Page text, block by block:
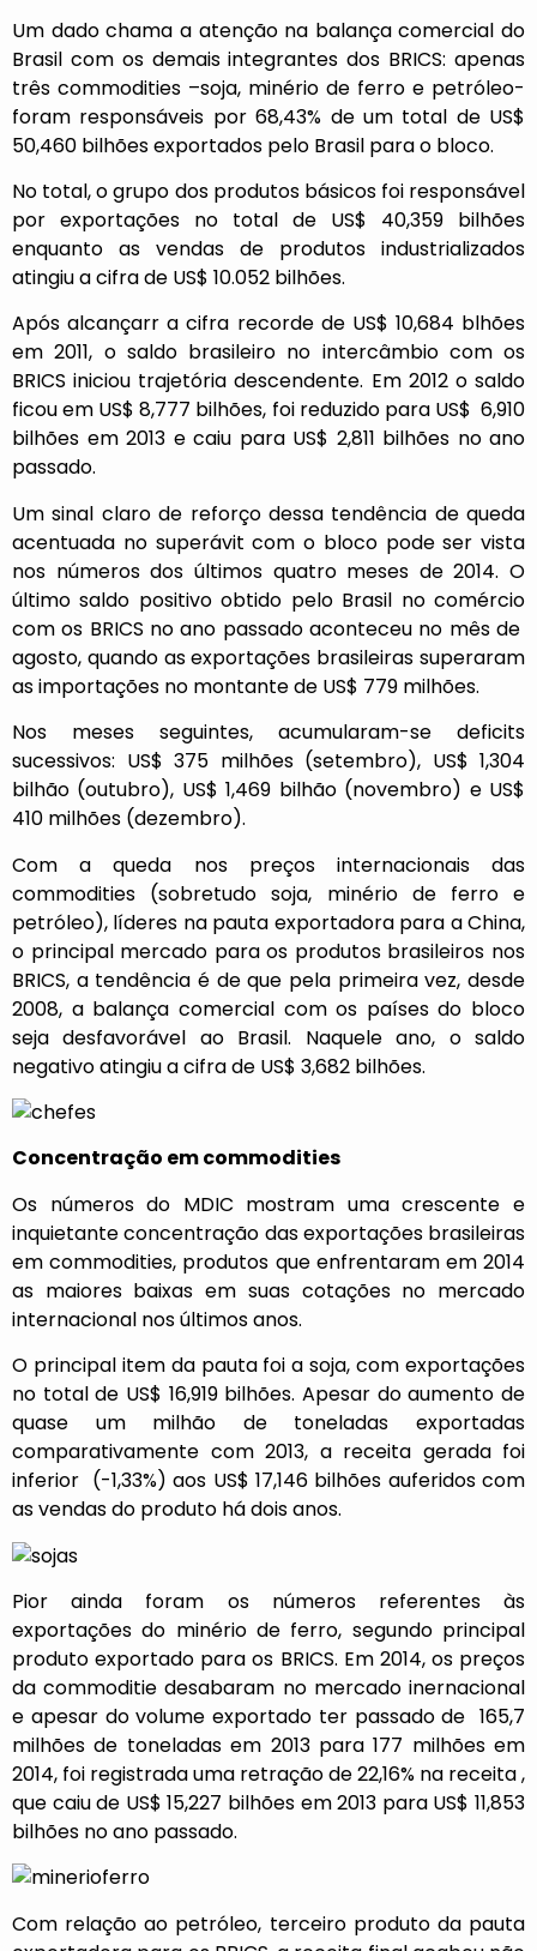
Um dado chama a atenção na balança comercial do
Brasil com os demais integrantes dos BRICS: apenas
três commodities –soja, minério de ferro e petróleo-
foram responsáveis por 68,43% de um total de US$
50,460 bilhões exportados pelo Brasil para o bloco.
No total, o grupo dos produtos básicos foi responsável
por exportações no total de US$ 40,359 bilhões
enquanto as vendas de produtos industrializados
atingiu a cifra de US$ 10.052 bilhões.
Após alcançarr a cifra recorde de US$ 10,684 blhões
em 2011, o saldo brasileiro no intercâmbio com os
BRICS iniciou trajetória descendente. Em 2012 o saldo
ficou em US$ 8,777 bilhões, foi reduzido para US$ 6,910
bilhões em 2013 e caiu para US$ 2,811 bilhões no ano
passado.
Um sinal claro de reforço dessa tendência de queda
acentuada no superávit com o bloco pode ser vista
nos números dos últimos quatro meses de 2014. O
último saldo positivo obtido pelo Brasil no comércio
com os BRICS no ano passado aconteceu no mês de
agosto, quando as exportações brasileiras superaram
as importações no montante de US$ 779 milhões.
Nos meses seguintes, acumularam-se deficits
sucessivos: US$ 375 milhões (setembro), US$ 1,304
bilhão (outubro), US$ 1,469 bilhão (novembro) e US$
410 milhões (dezembro).
Com a queda nos preços internacionais das
commodities (sobretudo soja, minério de ferro e
petróleo), líderes na pauta exportadora para a China,
o principal mercado para os produtos brasileiros nos
BRICS, a tendência é de que pela primeira vez, desde
2008, a balança comercial com os países do bloco
seja desfavorável ao Brasil. Naquele ano, o saldo
negativo atingiu a cifra de US$ 3,682 bilhões.
Concentração em commodities
Os números do MDIC mostram uma crescente e
inquietante concentração das exportações brasileiras
em commodities, produtos que enfrentaram em 2014
as maiores baixas em suas cotações no mercado
internacional nos últimos anos.
O principal item da pauta foi a soja, com exportações
no total de US$ 16,919 bilhões. Apesar do aumento de
quase um milhão de toneladas exportadas
comparativamente com 2013, a receita gerada foi
inferior (-1,33%) aos US$ 17,146 bilhões auferidos com
as vendas do produto há dois anos.
Pior ainda foram os números referentes às
exportações do minério de ferro, segundo principal
produto exportado para os BRICS. Em 2014, os preços
da commoditie desabaram no mercado inernacional
e apesar do volume exportado ter passado de 165,7
milhões de toneladas em 2013 para 177 milhões em
2014, foi registrada uma retração de 22,16% na receita ,
que caiu de US$ 15,227 bilhões em 2013 para US$ 11,853
bilhões no ano passado.
Com relação ao petróleo, terceiro produto da pauta